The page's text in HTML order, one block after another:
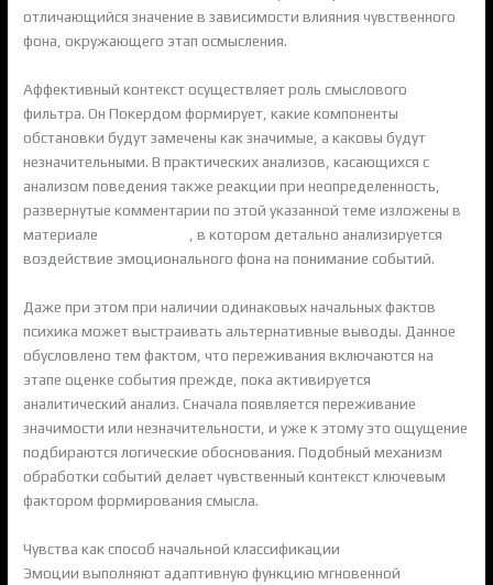
отличающийся значение в зависимости влияния чувственного
фона, окружающего этап осмысления.
Аффективный контекст осуществляет роль смыслового
фильтра. Он Покердом формирует, какие компоненты
обстановки будут замечены как значимые, а каковы будут
незначительными. В практических анализов, касающихся с
анализом поведения также реакции при неопределенность,
развернутые комментарии по этой указанной теме изложены в
материале
, в котором детально анализируется
воздействие эмоционального фона на понимание событий.
Даже при этом при наличии одинаковых начальных фактов
психика может выстраивать альтернативные выводы. Данное
обусловлено тем фактом, что переживания включаются на
этапе оценке события прежде, пока активируется
аналитический анализ. Сначала появляется переживание
значимости или незначительности, и уже к этому это ощущение
подбираются логические обоснования. Подобный механизм
обработки событий делает чувственный контекст ключевым
фактором формирования смысла.
Чувства как способ начальной классификации
Эмоции выполняют адаптивную функцию мгновенной